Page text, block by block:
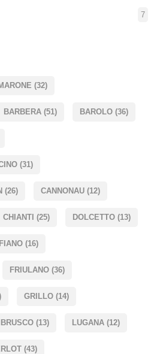
7
(32)
BARBERA (51) BAROLO (36)
(31)
(26) CANNONAU (12)
CHIANTI (25) DOLCETTO (13)
FIANO (16)
FRIULANO (36)
GRILLO (14)
(13) LUGANA (12)
(43)